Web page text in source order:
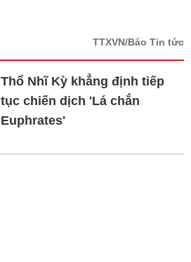
TTXVN/Báo Tin tức
Thổ Nhĩ Kỳ khẳng định tiếp
tục chiến dịch 'Lá chắn
Euphrates'